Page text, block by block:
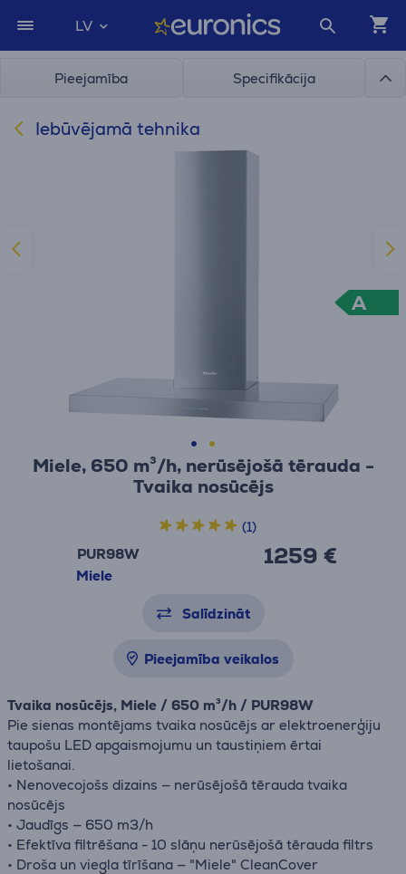
LV
Pieejamība Specifikācija
Iebūvējamā tehnika
Miele, 650 m³/h, nerūsējošā tērauda -
Tvaika nosūcējs
PUR98W
Miele
1259 €
(1)
Salīdzināt
Pieejamība veikalos
Tvaika nosūcējs, Miele / 650 m³/h / PUR98W
Pie sienas montējams tvaika nosūcējs ar elektroenerģiju
taupošu LED apgaismojumu un taustiņiem ērtai
lietošanai.
• Nenovecojošs dizains — nerūsējošā tērauda tvaika
nosūcējs
• Jaudīgs — 650 m3/h
• Efektīva filtrēšana - 10 slāņu nerūsējošā tērauda filtrs
• Droša un viegla tīrīšana — "Miele" CleanCover
A